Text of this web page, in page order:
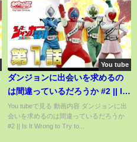
You tube
ダンジョンに出会いを求めるの
は間違っているだろうか #2 || Is
It Wrong to Try to Pick Up
Girls in a Dungeon?
You tubeで見る 動画内容 ダンジョンに出
会いを求めるのは間違っているだろうか
#2 || Is It Wrong to Try to...